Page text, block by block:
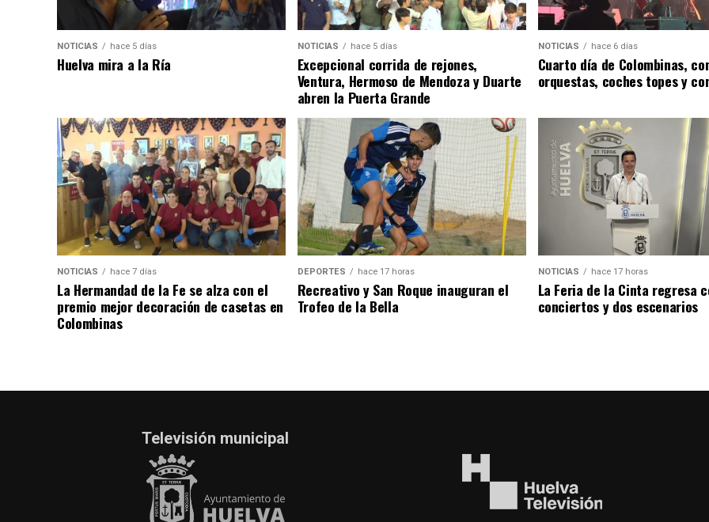
NOTICIAS hace 5 días
Huelva mira a la Ría
NOTICIAS hace 5 días
Excepcional corrida de rejones,
Ventura, Hermoso de Mendoza y Duarte
abren la Puerta Grande
NOTICIAS hace 6 días
Cuarto día de Colombinas,
orquestas, coches topes y
NOTICIAS hace 7 días
La Hermandad de la Fe se alza con el
premio mejor decoración de casetas en
Colombinas
DEPORTES hace 17 horas
Recreativo y San Roque inauguran el
Trofeo de la Bella
NOTICIAS hace 17 horas
La Feria de la Cinta regresa
conciertos y dos escenarios
Televisión municipal